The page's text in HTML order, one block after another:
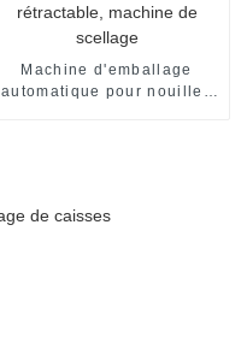
Machine d'emballage
automatique pour nouilles